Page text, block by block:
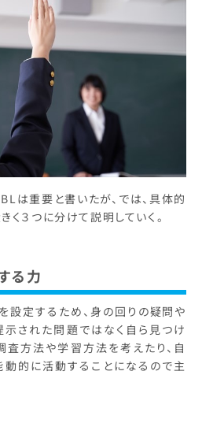
は重要と書いたが、では、具体的
く３つに分けて説明していく。
る力
設定するため、身の回りの疑問や
示された問題ではなく自ら見つけ
査方法や学習方法を考えたり、自
動的に活動することになるので主